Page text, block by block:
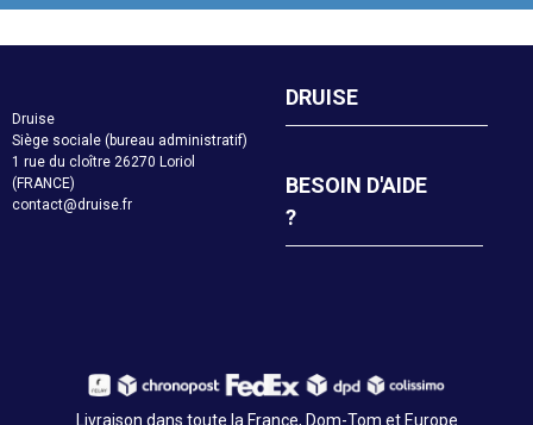
Druise
Siège sociale (bureau administratif)
1 rue du cloître 26270 Loriol
(FRANCE)
contact@druise.fr
DRUISE
BESOIN D'AIDE
?
Livraison dans toute la France, Dom-Tom et Europe